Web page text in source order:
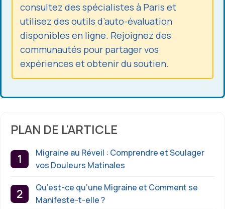
consultez des spécialistes à Paris et
utilisez des outils d’auto-évaluation
disponibles en ligne. Rejoignez des
communautés pour partager vos
expériences et obtenir du soutien.
PLAN DE L'ARTICLE
Migraine au Réveil : Comprendre et Soulager
vos Douleurs Matinales
Qu’est-ce qu’une Migraine et Comment se
Manifeste-t-elle ?